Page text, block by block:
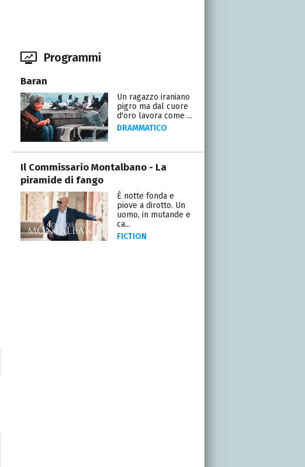
Programmi
Baran
Un ragazzo iraniano
pigro ma dal cuore
d'oro lavora come ...
DRAMMATICO
Il Commissario Montalbano - La
piramide di fango
È notte fonda e
piove a dirotto. Un
uomo, in mutande e
ca...
FICTION